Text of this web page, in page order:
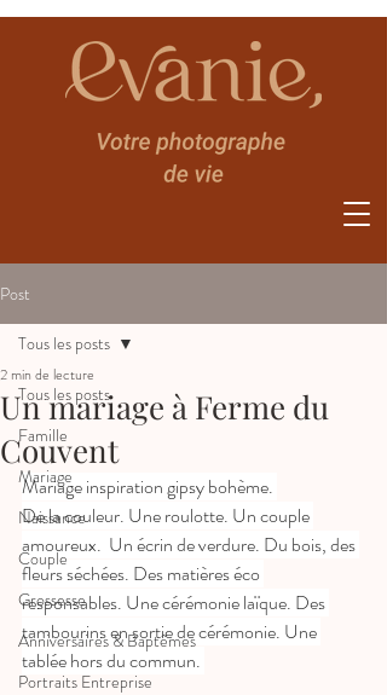
Post
Tous les posts
Famille
Mariage
Naissance
Couple
Grossesse
Anniversaires & Baptêmes
Portraits Entreprise
Tous les posts
Un mariage à Ferme du
Couvent
2 min de lecture
Mariage inspiration gipsy bohème.
De la couleur. Une roulotte. Un couple
amoureux.  Un écrin de verdure. Du bois, des
fleurs séchées. Des matières éco
responsables. Une cérémonie laïque. Des
tambourins en sortie de cérémonie. Une
tablée hors du commun.